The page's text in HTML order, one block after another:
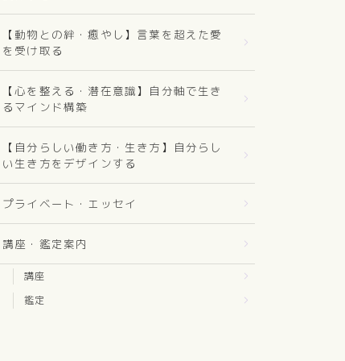
【動物との絆・癒やし】言葉を超えた愛
を受け取る
【心を整える・潜在意識】自分軸で生き
るマインド構築
【自分らしい働き方・生き方】自分らし
い生き方をデザインする
プライベート・エッセイ
講座・鑑定案内
講座
鑑定